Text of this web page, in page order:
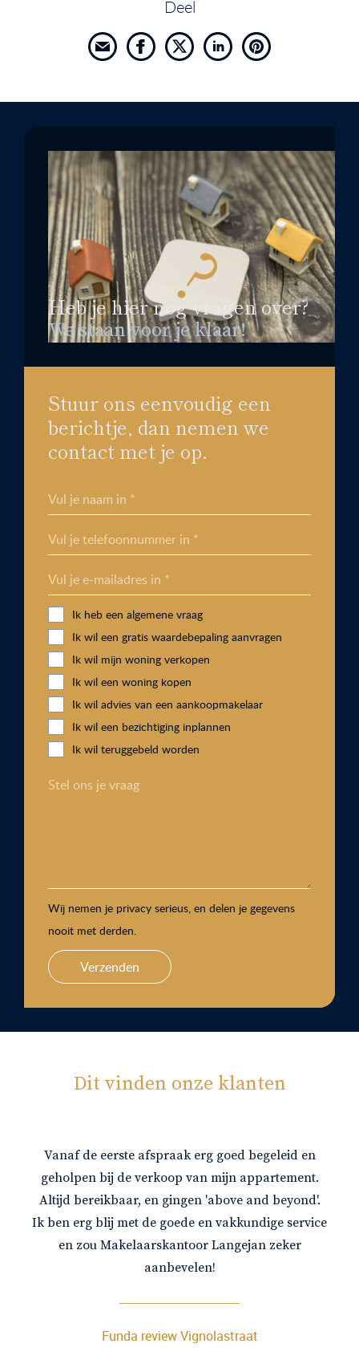
Deel
Heb je hier nog vragen over?
We staan voor je klaar!
Stuur ons eenvoudig een
berichtje, dan nemen we
contact met je op.
Vul je naam in *
Vul je telefoonnummer in *
Vul je e-mailadres in *
Ik heb een algemene vraag
Ik wil een gratis waardebepaling aanvragen
Ik wil mijn woning verkopen
Ik wil een woning kopen
Ik wil advies van een aankoopmakelaar
Ik wil een bezichtiging inplannen
Ik wil teruggebeld worden
Stel ons je vraag
Wij nemen je privacy serieus, en delen je gegevens
nooit met derden.
Verzenden
Dit vinden onze klanten
Vanaf de eerste afspraak erg goed begeleid en
geholpen bij de verkoop van mijn appartement.
Altijd bereikbaar, en gingen 'above and beyond'.
Ik ben erg blij met de goede en vakkundige service
en zou Makelaarskantoor Langejan zeker
aanbevelen!
Funda review Vignolastraat